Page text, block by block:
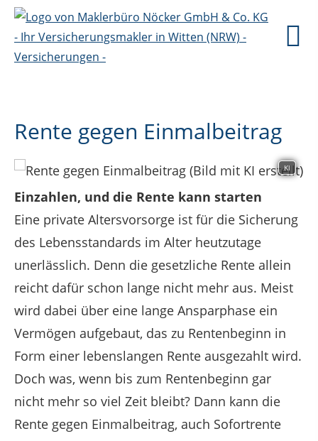
Rente gegen Einmalbeitrag
KI
Einzahlen, und die Rente kann starten
Eine private Altersvorsorge ist für die Sicherung
des Lebensstandards im Alter heutzutage
unerlässlich. Denn die gesetzliche Rente allein
reicht dafür schon lange nicht mehr aus. Meist
wird dabei über eine lange Ansparphase ein
Vermögen aufgebaut, das zu Rentenbeginn in
Form einer lebenslangen Rente ausgezahlt wird.
Doch was, wenn bis zum Rentenbeginn gar
nicht mehr so viel Zeit bleibt? Dann kann die
Rente gegen Einmalbeitrag, auch Sofortrente